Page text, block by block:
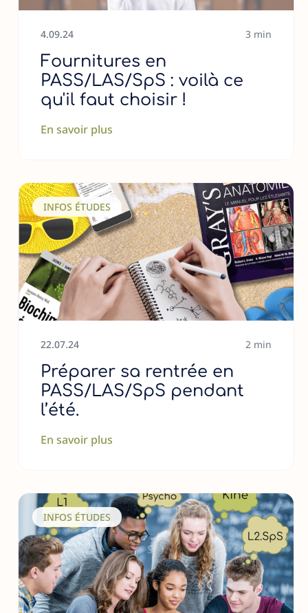
4.09.24 3 min
Fournitures en
PASS/LAS/SpS : voilà ce
qu'il faut choisir !
En savoir plus
INFOS ÉTUDES
22.07.24 2 min
Préparer sa rentrée en
PASS/LAS/SpS pendant
l’été.
En savoir plus
INFOS ÉTUDES